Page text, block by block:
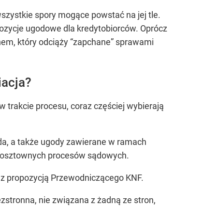
spory mogące powstać na jej tle.
ugodowe dla kredytobiorców. Oprócz
który odciąży “zapchane” sprawami
trakcie procesu, coraz częściej wybierają
a także ugody zawierane w ramach
procesów sądowych.
propozycją Przewodniczącego KNF.
nie związana z żadną ze stron,